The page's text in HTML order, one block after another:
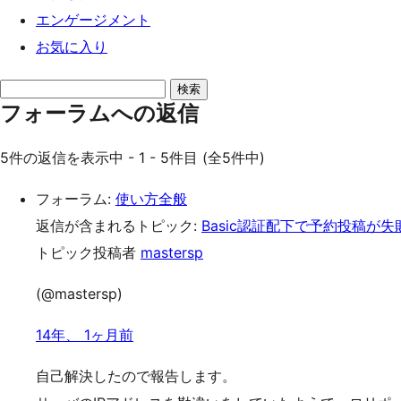
エンゲージメント
お気に入り
信
検
フォーラムへの返信
5件の返信を表示中 - 1 - 5件目 (全5件中)
フォーラム: 使い方全般
返信が含まれるトピック: Basic認証配下で予約投稿が失
トピック投稿者 mastersp
(@mastersp)
14年、 1ヶ月前
自己解決したので報告します。